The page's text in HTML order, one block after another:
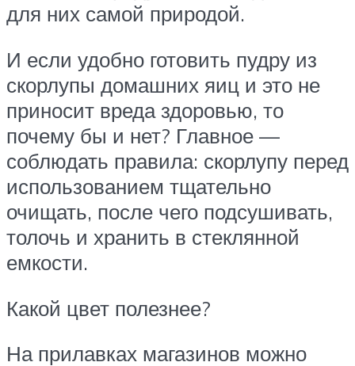
для них самой природой.
И если удобно готовить пудру из
скорлупы домашних яиц и это не
приносит вреда здоровью, то
почему бы и нет? Главное —
соблюдать правила: скорлупу перед
использованием тщательно
очищать, после чего подсушивать,
толочь и хранить в стеклянной
емкости.
Какой цвет полезнее?
На прилавках магазинов можно